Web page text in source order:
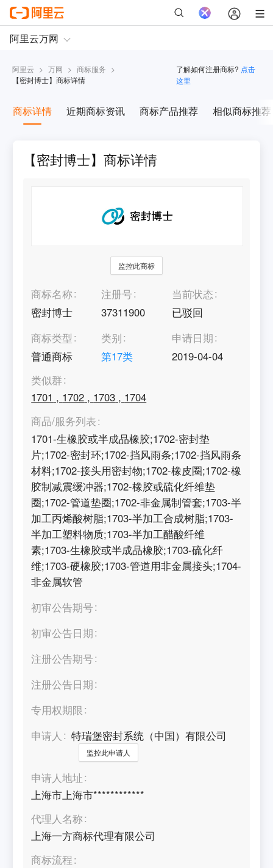
阿里云 > 万网 > 商标服务 >
【密封博士】商标详情
了解如何注册商标? 点击
这里
商标详情 近期商标资讯 商标产品推荐 相似商标推荐
【密封博士】商标详情
监控此商标
商标名称
密封博士
注册号
37311900
当前状态
已驳回
商标类型
普通商标
类别
第17类
申请日期
2019-04-04
类似群
1701 , 1702 , 1703 , 1704
商品/服务列表
1701-生橡胶或半成品橡胶;1702-密封垫
片;1702-密封环;1702-挡风雨条;1702-挡风雨条
材料;1702-接头用密封物;1702-橡皮圈;1702-橡
胶制减震缓冲器;1702-橡胶或硫化纤维垫
圈;1702-管道垫圈;1702-非金属制管套;1703-半
加工丙烯酸树脂;1703-半加工合成树脂;1703-
半加工塑料物质;1703-半加工醋酸纤维
素;1703-生橡胶或半成品橡胶;1703-硫化纤
维;1703-硬橡胶;1703-管道用非金属接头;1704-
非金属软管
初审公告期号
初审公告日期
注册公告期号
注册公告日期
专用权期限
申请人
特瑞堡密封系统（中国）有限公司
监控此申请人
申请人地址
上海市上海市************
代理人名称
上海一方商标代理有限公司
商标流程